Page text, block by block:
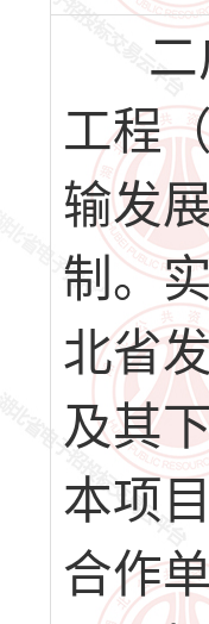
二
工程
输发
制。
北省
及其
本项
合作